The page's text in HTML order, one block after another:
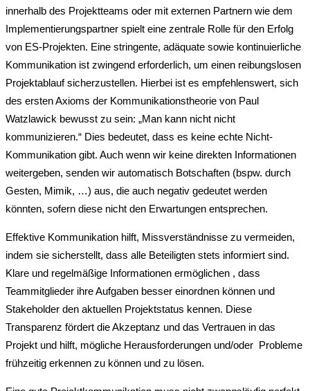
innerhalb des Projektteams oder mit externen Partnern wie dem
Implementierungspartner spielt eine zentrale Rolle für den Erfolg
von ES-Projekten. Eine stringente, adäquate sowie kontinuierliche
Kommunikation ist zwingend erforderlich, um einen reibungslosen
Projektablauf sicherzustellen. Hierbei ist es empfehlenswert, sich
des ersten Axioms der Kommunikationstheorie von Paul
Watzlawick bewusst zu sein: „Man kann nicht nicht
kommunizieren.“ Dies bedeutet, dass es keine echte Nicht-
Kommunikation gibt. Auch wenn wir keine direkten Informationen
weitergeben, senden wir automatisch Botschaften (bspw. durch
Gesten, Mimik, …) aus, die auch negativ gedeutet werden
könnten, sofern diese nicht den Erwartungen entsprechen.
Effektive Kommunikation hilft, Missverständnisse zu vermeiden,
indem sie sicherstellt, dass alle Beteiligten stets informiert sind.
Klare und regelmäßige Informationen ermöglichen , dass
Teammitglieder ihre Aufgaben besser einordnen können und
Stakeholder den aktuellen Projektstatus kennen. Diese
Transparenz fördert die Akzeptanz und das Vertrauen in das
Projekt und hilft, mögliche Herausforderungen und/oder Probleme
frühzeitig erkennen zu können und zu lösen.